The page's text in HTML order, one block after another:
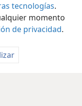
tecnologías.
momento
de privacidad.